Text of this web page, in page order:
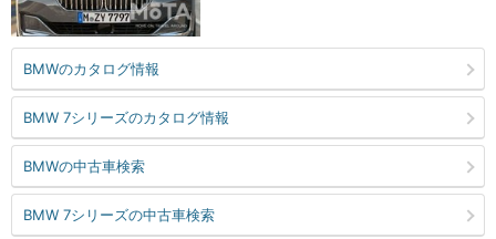
BMWのカタログ情報
BMW 7シリーズのカタログ情報
BMWの中古車検索
BMW 7シリーズの中古車検索